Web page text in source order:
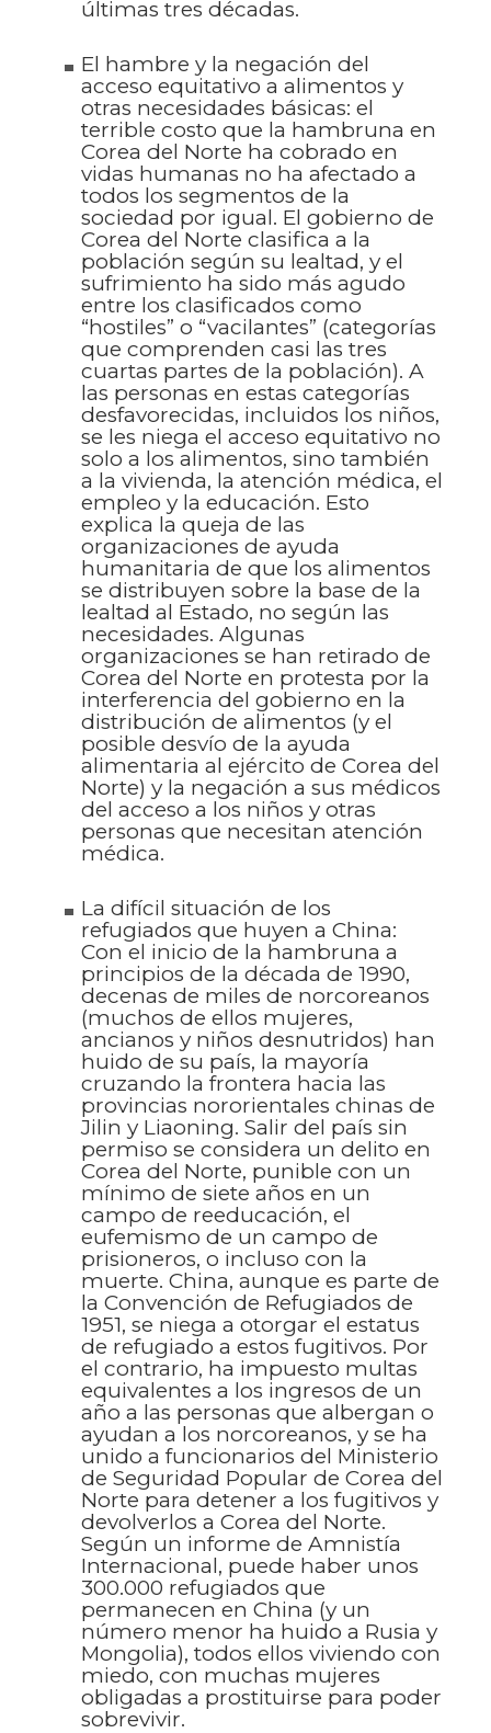
últimas tres décadas.
El hambre y la negación del
acceso equitativo a alimentos y
otras necesidades básicas: el
terrible costo que la hambruna en
Corea del Norte ha cobrado en
vidas humanas no ha afectado a
todos los segmentos de la
sociedad por igual. El gobierno de
Corea del Norte clasifica a la
población según su lealtad, y el
sufrimiento ha sido más agudo
entre los clasificados como
“hostiles” o “vacilantes” (categorías
que comprenden casi las tres
cuartas partes de la población). A
las personas en estas categorías
desfavorecidas, incluidos los niños,
se les niega el acceso equitativo no
solo a los alimentos, sino también
a la vivienda, la atención médica, el
empleo y la educación. Esto
explica la queja de las
organizaciones de ayuda
humanitaria de que los alimentos
se distribuyen sobre la base de la
lealtad al Estado, no según las
necesidades. Algunas
organizaciones se han retirado de
Corea del Norte en protesta por la
interferencia del gobierno en la
distribución de alimentos (y el
posible desvío de la ayuda
alimentaria al ejército de Corea del
Norte) y la negación a sus médicos
del acceso a los niños y otras
personas que necesitan atención
médica.
La difícil situación de los
refugiados que huyen a China:
Con el inicio de la hambruna a
principios de la década de 1990,
decenas de miles de norcoreanos
(muchos de ellos mujeres,
ancianos y niños desnutridos) han
huido de su país, la mayoría
cruzando la frontera hacia las
provincias nororientales chinas de
Jilin y Liaoning. Salir del país sin
permiso se considera un delito en
Corea del Norte, punible con un
mínimo de siete años en un
campo de reeducación, el
eufemismo de un campo de
prisioneros, o incluso con la
muerte. China, aunque es parte de
la Convención de Refugiados de
1951, se niega a otorgar el estatus
de refugiado a estos fugitivos. Por
el contrario, ha impuesto multas
equivalentes a los ingresos de un
año a las personas que albergan o
ayudan a los norcoreanos, y se ha
unido a funcionarios del Ministerio
de Seguridad Popular de Corea del
Norte para detener a los fugitivos y
devolverlos a Corea del Norte.
Según un informe de Amnistía
Internacional, puede haber unos
300.000 refugiados que
permanecen en China (y un
número menor ha huido a Rusia y
Mongolia), todos ellos viviendo con
miedo, con muchas mujeres
obligadas a prostituirse para poder
sobrevivir.